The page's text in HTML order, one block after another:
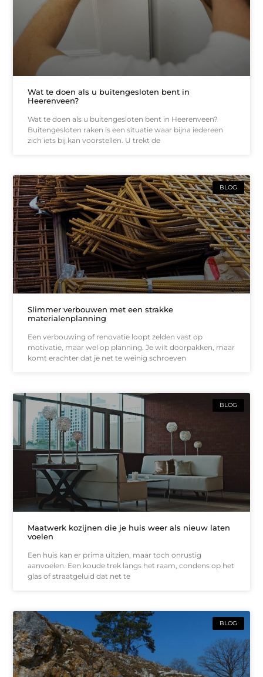
Wat te doen als u buitengesloten bent in
Heerenveen?
Wat te doen als u buitengesloten bent in Heerenveen?
Buitengesloten raken is een situatie waar bijna iedereen
zich iets bij kan voorstellen. U trekt de
BLOG
Slimmer verbouwen met een strakke
materialenplanning
Een verbouwing of renovatie loopt zelden vast op
motivatie, maar wel op planning. Je wilt doorpakken, maar
komt erachter dat je net te weinig schroeven
BLOG
Maatwerk kozijnen die je huis weer als nieuw laten
voelen
Een huis kan er prima uitzien, maar toch onrustig
aanvoelen. Een koude trek langs het raam, condens op het
glas of straatgeluid dat net te
BLOG